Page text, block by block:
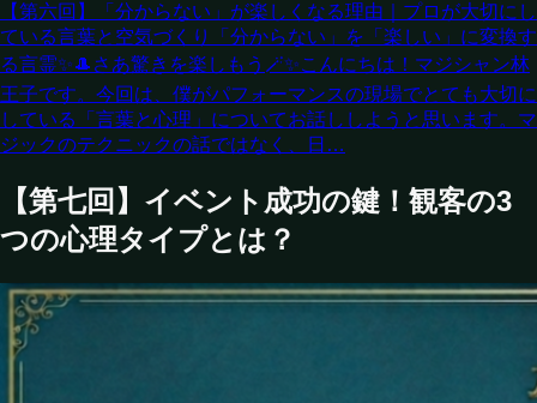
【第六回】「分からない」が楽しくなる理由｜プロが大切にし
ている言葉と空気づくり
「分からない」を「楽しい」に変換す
る言霊✨🎩さあ驚きを楽しもう🪄✨こんにちは！マジシャン林
王子です。今回は、僕がパフォーマンスの現場でとても大切に
している「言葉と心理」についてお話ししようと思います。マ
ジックのテクニックの話ではなく、日…
【第七回】イベント成功の鍵！観客の3
つの心理タイプとは？